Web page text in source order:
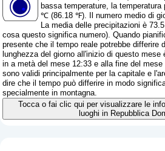
bassa temperature, la
℃ (86.18 ℉). Il numero medio di
La media delle precipitazioni è
cosa questo significa numero). Quando
presente che il tempo reale potrebbe differire
lunghezza del giorno all'inizio di questo
in a metà del mese 12:33 e alla fine del
sono validi principalmente per la capitale e
dire che il tempo può differire in modo
specialmente in montagna.
Tocca o fai clic qui per visualizzare le
luoghi in Repubblica